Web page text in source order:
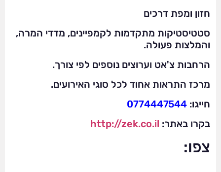
חזון ומפת דרכים
סטטיסטיקות מתקדמות לקמפיינים, מדדי המרה,
והמלצות פעולה.
הרחבות צ'אט וערוצים נוספים לפי צורך.
מרכז התראות אחוד לכל סוגי האירועים.
חייגו: 0774447544
בקרו באתר: http://zek.co.il
צפו: